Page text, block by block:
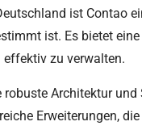
ist Contao
ist. Es bietet
effektiv zu verwalten.
Architektur
Erweiterungen,